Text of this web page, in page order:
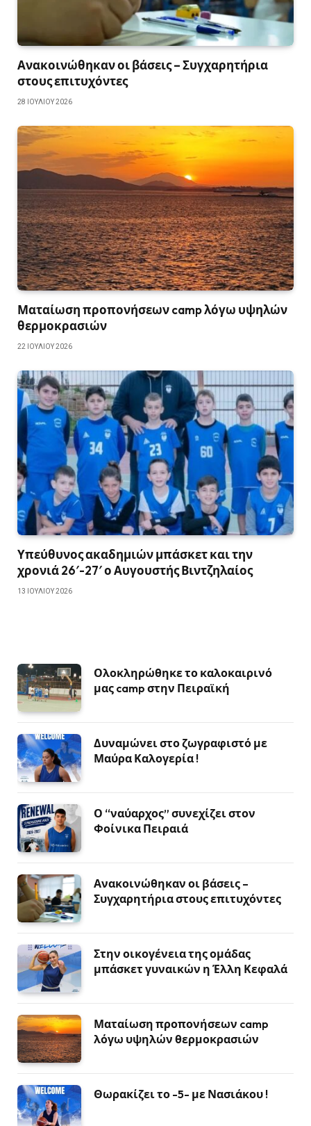
Ανακοινώθηκαν οι βάσεις – Συγχαρητήρια
στους επιτυχόντες
28 ΙΟΥΛΊΟΥ 2026
Ματαίωση προπονήσεων camp λόγω υψηλών
θερμοκρασιών
22 ΙΟΥΛΊΟΥ 2026
Υπεύθυνος ακαδημιών μπάσκετ και την
χρονιά 26′-27′ ο Αυγουστής Βιντζηλαίος
13 ΙΟΥΛΊΟΥ 2026
Ολοκληρώθηκε το καλοκαιρινό
μας camp στην Πειραϊκή
Δυναμώνει στο ζωγραφιστό με
Μαύρα Καλογερία !
Ο “ναύαρχος” συνεχίζει στον
Φοίνικα Πειραιά
Ανακοινώθηκαν οι βάσεις –
Συγχαρητήρια στους επιτυχόντες
Στην οικογένεια της ομάδας
μπάσκετ γυναικών η Έλλη Κεφαλά
Ματαίωση προπονήσεων camp
λόγω υψηλών θερμοκρασιών
Θωρακίζει το -5- με Νασιάκου !